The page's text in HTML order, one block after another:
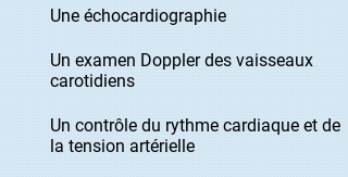
Une échocardiographie
Un examen Doppler des vaisseaux
carotidiens
Un contrôle du rythme cardiaque et de
la tension artérielle